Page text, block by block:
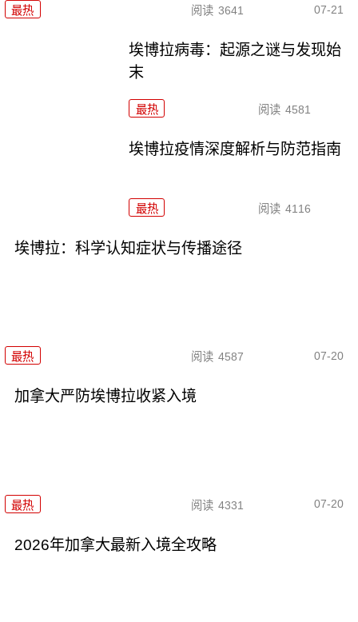
最热 阅读 3641 07-21
埃博拉病毒：起源之谜与发现始
末
最热 阅读 4581
埃博拉疫情深度解析与防范指南
最热 阅读 4116
埃博拉：科学认知症状与传播途径
最热 阅读 4587 07-20
加拿大严防埃博拉收紧入境
最热 阅读 4331 07-20
2026年加拿大最新入境全攻略